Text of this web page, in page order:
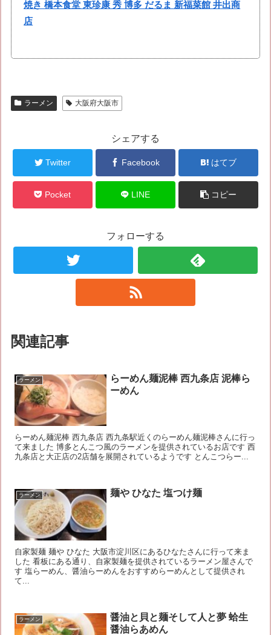
焼き 橋本食堂 東珍康 秀 博多 だるま 新福菜館 井出商
店
ラーメン 大阪府大阪市
シェアする
Twitter Facebook はてブ
Pocket LINE コピー
フォローする
関連記事
ラーメン
らーめん麺泥棒 西九条店 泥棒ら
ーめん
らーめん麺泥棒 西九条店 西九条駅近くのらーめん麺泥棒さんに行っ
て来ました 博多とんこつ風のラーメンを提供されているお店です 西
九条店と大正店の2店舗を展開されているようです とんこつらー...
ラーメン 麺や ひなた 塩つけ麺
自家製麺 麺や ひなた 大阪市淀川区にあるひなたさんに行って来ま
した 看板にある通り、自家製麺を提供されているラーメン屋さんで
す 塩らーめん、醤油らーめんをおすすめらーめんとして提供され
て...
ラーメン
醤油と貝と麺そして人と夢 蛤生
醤油らあめん